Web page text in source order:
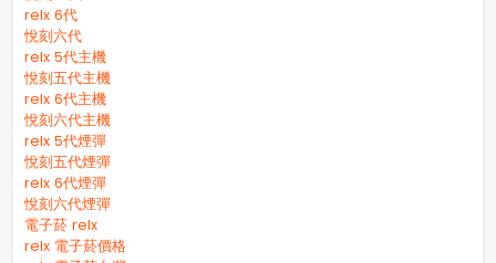
relx 6代
悅刻六代
relx 5代主機
悅刻五代主機
relx 6代主機
悅刻六代主機
relx 5代煙彈
悅刻五代煙彈
relx 6代煙彈
悅刻六代煙彈
電子菸 relx
relx 電子菸價格